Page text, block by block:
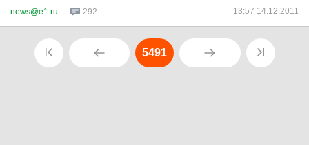
news@e1.ru 292 13:57 14.12.2011
5491